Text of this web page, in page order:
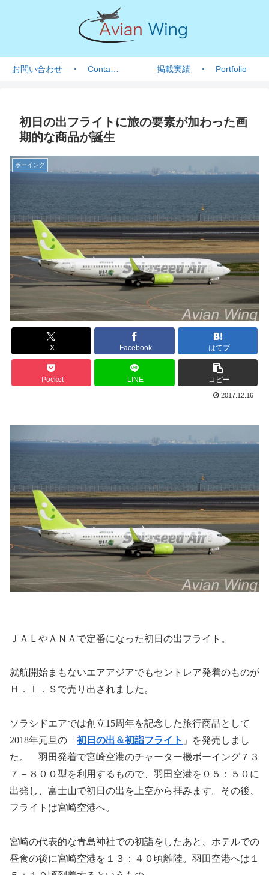
掲載実績 ・ Portfolio
初日の出フライトに旅の要素が加わった画
期的な商品が誕生
ボーイング
X Facebook はてブ
Pocket LINE コピー
2017.12.16
ＪＡＬやＡＮＡで定番になった初日の出フライト。
就航開始まもないエアアジアでもセントレア発着のものが
Ｈ．Ｉ．Ｓで売り出されました。
ソラシドエアでは創立15周年を記念した旅行商品として
2018年元旦の「 初日の出＆初詣フライト 」を発売しまし
た。 羽田発着で宮崎空港のチャーター機ボーイング７３
７－８００型を利用するもので、羽田空港を０５：５０に
出発し、富士山で初日の出を上空から拝みます。その後、
フライトは宮崎空港へ。
宮崎の代表的な青島神社での初詣をしたあと、ホテルでの
昼食の後に宮崎空港を１３：４０頃離陸。羽田空港へは１